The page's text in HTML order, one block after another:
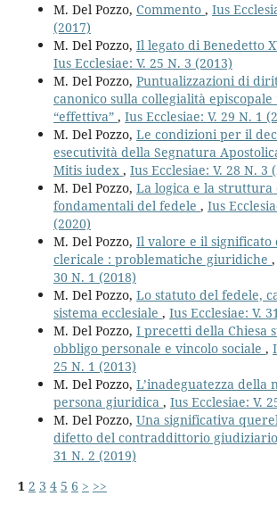
M. Del Pozzo, Commento , Ius
(2017)
M. Del Pozzo, Il legato di Benedetto
Ius Ecclesiae: V. 25 N. 3 (2013)
M. Del Pozzo, Puntualizzazioni di
canonico sulla collegialità episcopale
“effettiva” , Ius Ecclesiae: V. 29 N. 1
M. Del Pozzo, Le condizioni per il
esecutività della Segnatura
Mitis iudex , Ius Ecclesiae: V. 28 N. 3
M. Del Pozzo, La logica e la
fondamentali del fedele , Ius
(2020)
M. Del Pozzo, Il valore e il significato
clericale : problematiche giuridiche ,
30 N. 1 (2018)
M. Del Pozzo, Lo statuto del fedele,
sistema ecclesiale , Ius Ecclesiae: V.
M. Del Pozzo, I precetti della Chiesa
obbligo personale e vincolo sociale ,
25 N. 1 (2013)
M. Del Pozzo, L’inadeguatezza della
persona giuridica , Ius Ecclesiae: V.
M. Del Pozzo, Una significativa
difetto del contraddittorio giudiziario
31 N. 2 (2019)
1 2 3 4 5 6 > >>